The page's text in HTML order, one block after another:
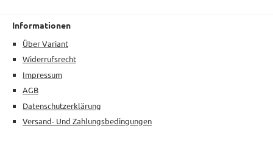
Informationen
Über Variant
Widerrufsrecht
Impressum
AGB
Datenschutzerklärung
Versand- Und Zahlungsbedingungen